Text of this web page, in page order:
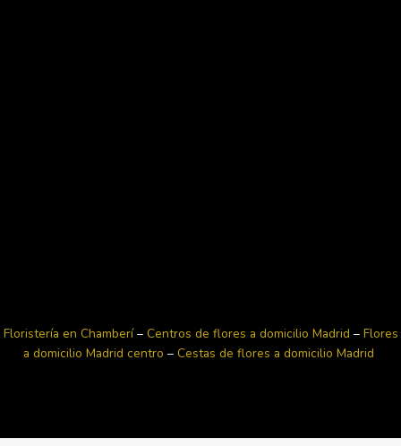
Floristería en Chamberí– Centros de flores a domicilio Madrid – Flores
a domicilio Madrid centro – Cestas de flores a domicilio Madrid